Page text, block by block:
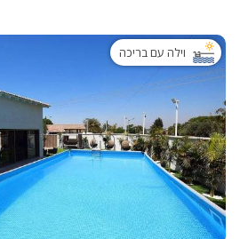
וילה עם בריכה